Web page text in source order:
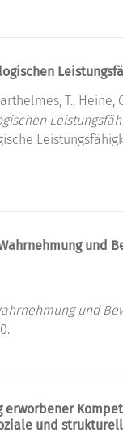
T., Heine,
und
und
erworbener
und